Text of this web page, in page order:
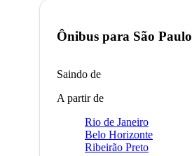
Ônibus para São Paulo
Saindo de
A partir de
Rio de Janeiro
Belo Horizonte
Ribeirão Preto